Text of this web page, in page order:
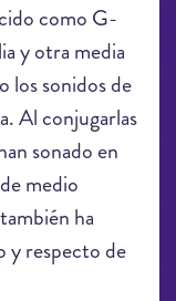
como G-
y otra media
los sonidos de
Al conjugarlas
sonado en
medio
ha
y respecto de